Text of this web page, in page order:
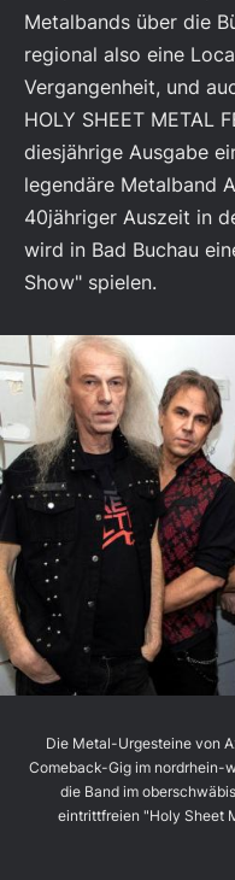
Metalbands über die
regional also eine
Vergangenheit, und
HOLY SHEET METAL
diesjährige Ausgabe
legendäre Metalband
40jähriger Auszeit in
wird in Bad Buchau
Show" spielen.
Die Metal-Urgesteine von
Comeback-Gig im nordrhein-
die Band im
eintrittfreien "Holy Sheet